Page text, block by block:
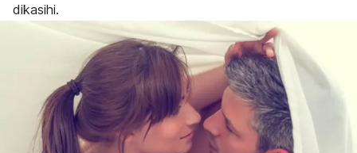
dikasihi.